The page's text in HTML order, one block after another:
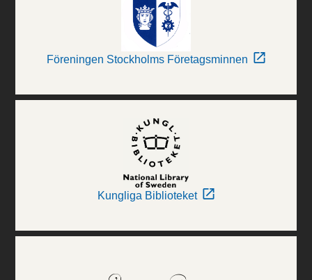
Föreningen Stockholms Företagsminnen
Kungliga Biblioteket